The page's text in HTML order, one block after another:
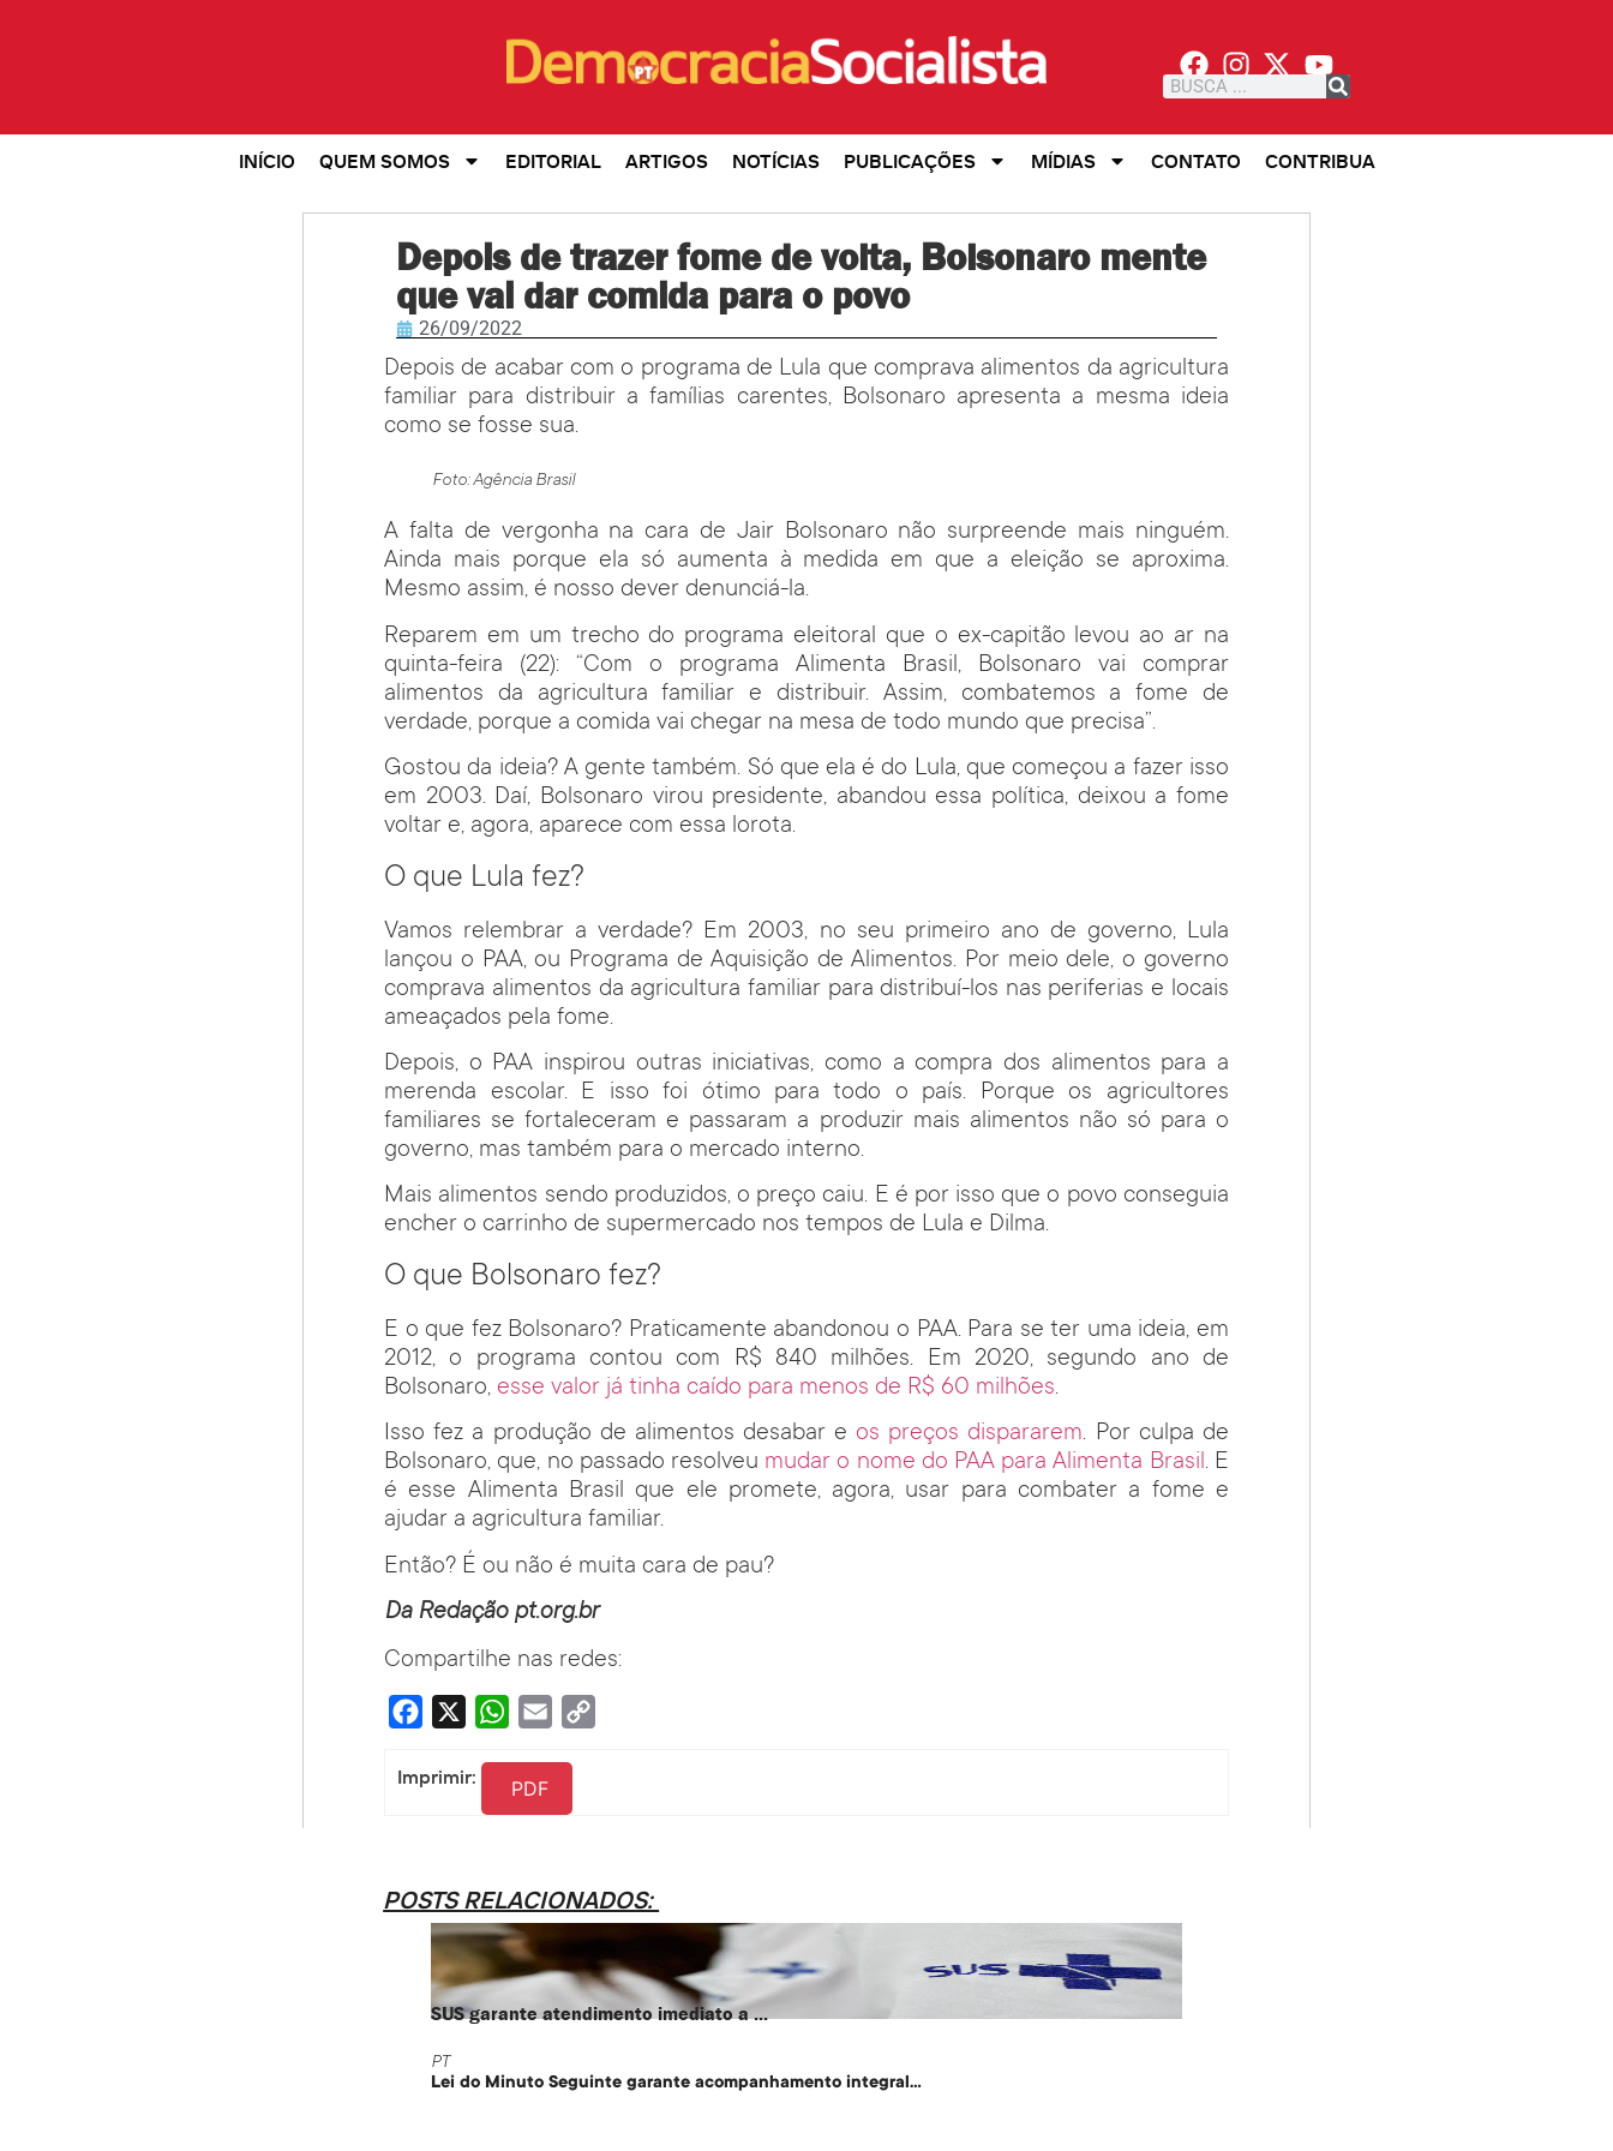
INÍCIO QUEM SOMOS EDITORIAL ARTIGOS NOTÍCIAS PUBLICAÇÕES MÍDIAS CONTATO CONTRIBUA
Depois de trazer fome de volta, Bolsonaro mente
que vai dar comida para o povo
26/09/2022
Depois de acabar com o programa de Lula que comprava alimentos da agricultura
familiar para distribuir a famílias carentes, Bolsonaro apresenta a mesma ideia
como se fosse sua.
Foto: Agência Brasil
A falta de vergonha na cara de Jair Bolsonaro não surpreende mais ninguém.
Ainda mais porque ela só aumenta à medida em que a eleição se aproxima.
Mesmo assim, é nosso dever denunciá-la.
Reparem em um trecho do programa eleitoral que o ex-capitão levou ao ar na
quinta-feira (22): “Com o programa Alimenta Brasil, Bolsonaro vai comprar
alimentos da agricultura familiar e distribuir. Assim, combatemos a fome de
verdade, porque a comida vai chegar na mesa de todo mundo que precisa”.
Gostou da ideia? A gente também. Só que ela é do Lula, que começou a fazer isso
em 2003. Daí, Bolsonaro virou presidente, abandou essa política, deixou a fome
voltar e, agora, aparece com essa lorota.
O que Lula fez?
Vamos relembrar a verdade? Em 2003, no seu primeiro ano de governo, Lula
lançou o PAA, ou Programa de Aquisição de Alimentos. Por meio dele, o governo
comprava alimentos da agricultura familiar para distribuí-los nas periferias e locais
ameaçados pela fome.
Depois, o PAA inspirou outras iniciativas, como a compra dos alimentos para a
merenda escolar. E isso foi ótimo para todo o país. Porque os agricultores
familiares se fortaleceram e passaram a produzir mais alimentos não só para o
governo, mas também para o mercado interno.
Mais alimentos sendo produzidos, o preço caiu. E é por isso que o povo conseguia
encher o carrinho de supermercado nos tempos de Lula e Dilma.
O que Bolsonaro fez?
E o que fez Bolsonaro? Praticamente abandonou o PAA. Para se ter uma ideia, em
2012, o programa contou com R$ 840 milhões. Em 2020, segundo ano de
Bolsonaro, esse valor já tinha caído para menos de R$ 60 milhões.
Isso fez a produção de alimentos desabar e os preços dispararem. Por culpa de
Bolsonaro, que, no passado resolveu mudar o nome do PAA para Alimenta Brasil. E
é esse Alimenta Brasil que ele promete, agora, usar para combater a fome e
ajudar a agricultura familiar.
Então? É ou não é muita cara de pau?
Da Redação pt.org.br
Compartilhe nas redes:
Facebook WhatsApp
Email
Imprimir: PDF
POSTS RELACIONADOS:
SUS garante atendimento imediato a ...
PT
Lei do Minuto Seguinte garante acompanhamento integral...